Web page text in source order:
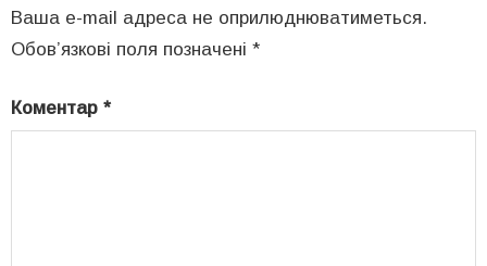
Ваша e-mail адреса не оприлюднюватиметься.
Обов’язкові поля позначені *
Коментар *